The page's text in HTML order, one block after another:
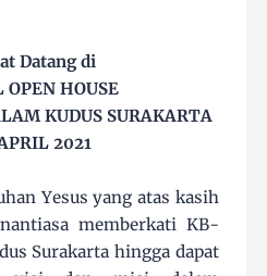
Datang di
HOUSE
KUDUS SURAKARTA
2021
Yesus yang atas kasih
memberkati KB-
Surakarta hingga dapat